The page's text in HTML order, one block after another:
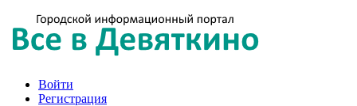
Войти
Регистрация